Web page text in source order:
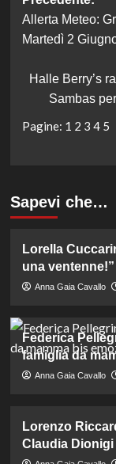
articolo
Allerta Meteo:
Martedì 2
Halle Berry’s
Sambas
Pagine: 1 2 3 4 5
Sapevi che…
Lorella
una ventenne!”
Anna Gaia Cavallo
Federica
famiglia da
Anna Gaia Cavallo
Lorenzo
Claudia Dionigi